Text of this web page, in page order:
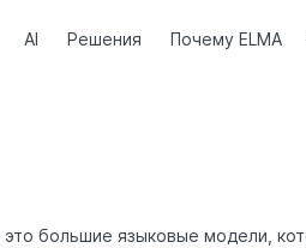
AI Решения Почему ELMA
большие языковые модели,